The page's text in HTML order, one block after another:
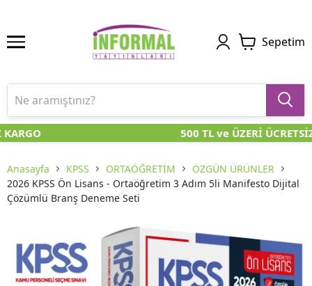
Sepetim
500 TL ve ÜZERİ ÜCRETSİZ
Anasayfa KPSS ORTAÖĞRETİM
ÖZGÜN ÜRÜNLER
2026 KPSS Ön Lisans - Ortaöğretim 3 Adım 5li Manifesto Dijital
Çözümlü Branş Deneme Seti